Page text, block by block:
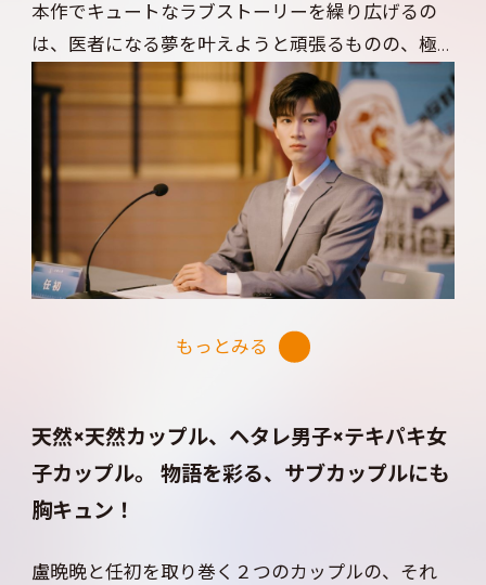
本作でキュートなラブストーリーを繰り広げるの
は、医者になる夢を叶えようと頑張るものの、極
度のあがり症のせいで、試験は毎回落第ギリギリの
盧晩晩（ルー・ワンワン）と、学内一の秀才＆イケ
メンで、常に女子の注目を集めている任初（レン・
チュー）。
ひょんなことから恋の噂が立ってしまった２人
が、それぞれに自分の気持と対峙する姿が、可愛
くてたまらない！ 数学の秀才で何でも完璧にこ
なしてきた任初は、「恋はドーパミンの分泌にす
しかし、盧晩晩のことが気になっている自分に気
づき始めてからは、先輩や後輩に恋愛相談をする
ようになるのだが、「人工知能のαとβの共依存関
「もう一度、公式を見直してみよう」と、処理でき
もっとみる
天然×天然カップル、ヘタレ男子×テキパキ女
子カップル。 物語を彩る、サブカップルにも
胸キュン！
盧晩晩と任初を取り巻く２つのカップルの、それ